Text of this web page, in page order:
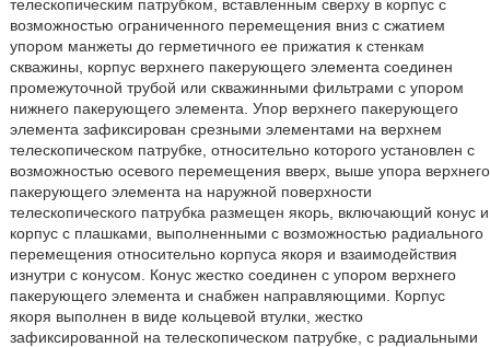
телескопическим патрубком, вставленным сверху в корпус с
возможностью ограниченного перемещения вниз с сжатием
упором манжеты до герметичного ее прижатия к стенкам
скважины, корпус верхнего пакерующего элемента соединен
промежуточной трубой или скважинными фильтрами с упором
нижнего пакерующего элемента. Упор верхнего пакерующего
элемента зафиксирован срезными элементами на верхнем
телескопическом патрубке, относительно которого установлен с
возможностью осевого перемещения вверх, выше упора верхнего
пакерующего элемента на наружной поверхности
телескопического патрубка размещен якорь, включающий конус и
корпус с плашками, выполненными с возможностью радиального
перемещения относительно корпуса якоря и взаимодействия
изнутри с конусом. Конус жестко соединен с упором верхнего
пакерующего элемента и снабжен направляющими. Корпус
якоря выполнен в виде кольцевой втулки, жестко
зафиксированной на телескопическом патрубке, с радиальными